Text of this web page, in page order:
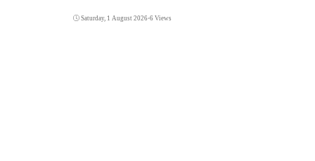
Saturday, 1 August 2026•6 Views